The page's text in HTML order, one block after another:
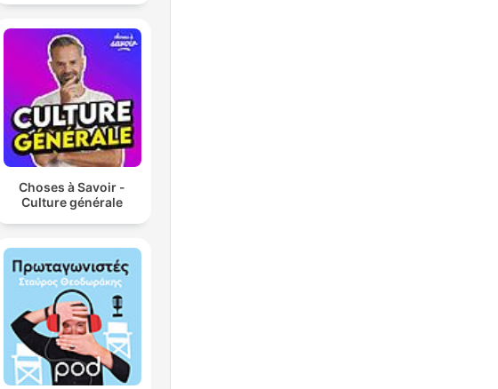
Choses à Savoir -
Culture générale